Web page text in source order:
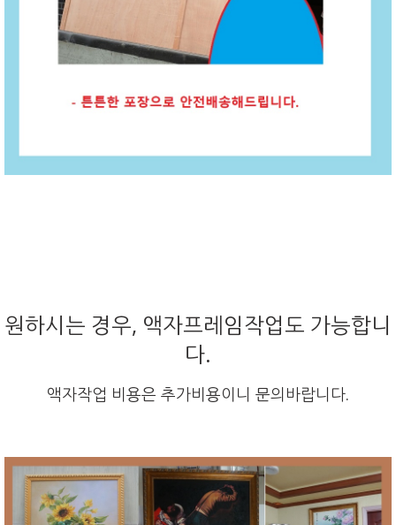
원하시는 경우, 액자프레임작업도 가능합니
다.
액자작업 비용은 추가비용이니 문의바랍니다.